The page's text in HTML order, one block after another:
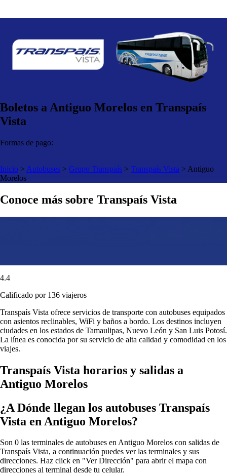
Boletos a Antiguo Morelos en Transpaís
Vista
Formas de pago:
Inicio > Autobuses > Grupo Transpaís > Transpaís Vista > Antiguo
Morelos
Conoce más sobre Transpaís Vista
4.4
Calificado por 136 viajeros
Transpaís Vista ofrece servicios de transporte con autobuses equipados
con asientos reclinables, WiFi y baños a bordo. Los destinos incluyen
ciudades en los estados de Tamaulipas, Nuevo León y San Luis Potosí.
La línea es conocida por su servicio de alta calidad y comodidad en los
viajes.
Transpaís Vista horarios y salidas a
Antiguo Morelos
¿A Dónde llegan los autobuses Transpaís
Vista en Antiguo Morelos?
Son 0 las terminales de autobuses en Antiguo Morelos con salidas de
Transpaís Vista, a continuación puedes ver las terminales y sus
direcciones. Haz click en "Ver Dirección" para abrir el mapa con
direcciones al terminal desde tu celular.